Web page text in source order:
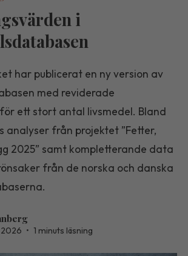
i
har publicerat en ny version av
med reviderade
ett stort antal livsmedel. Bland
analyser från projektet ”Fetter,
2025” samt kompletterande data
från de norska och danska
2026 • 1 minuts läsning